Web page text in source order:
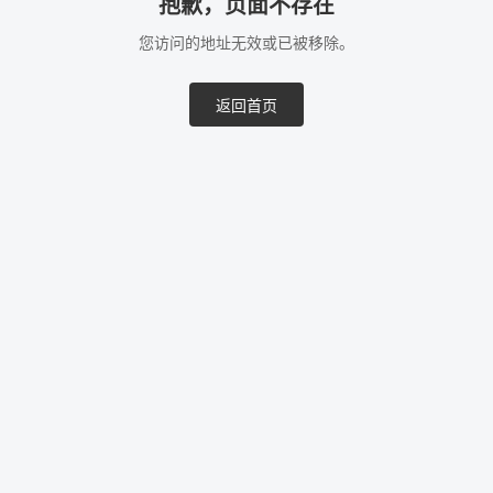
抱歉，页面不存在
您访问的地址无效或已被移除。
返回首页